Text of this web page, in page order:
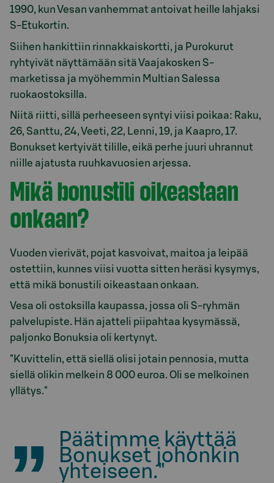
1990, kun Vesan vanhemmat antoivat heille lahjaksi
S-Etukortin.
Siihen hankittiin rinnakkaiskortti, ja Purokurut
ryhtyivät näyttämään sitä Vaajakosken S-
marketissa ja myöhemmin Multian Salessa
ruokaostoksilla.
Niitä riitti, sillä perheeseen syntyi viisi poikaa: Raku,
26, Santtu, 24, Veeti, 22, Lenni, 19, ja Kaapro, 17.
Bonukset kertyivät tilille, eikä perhe juuri uhrannut
niille ajatusta ruuhkavuosien arjessa.
Mikä bonustili oikeastaan
onkaan?
Vuoden vierivät, pojat kasvoivat, maitoa ja leipää
ostettiin, kunnes viisi vuotta sitten heräsi kysymys,
että mikä bonustili oikeastaan onkaan.
Vesa oli ostoksilla kaupassa, jossa oli S-ryhmän
palvelupiste. Hän ajatteli piipahtaa kysymässä,
paljonko Bonuksia oli kertynyt.
"Kuvittelin, että siellä olisi jotain pennosia, mutta
siellä olikin melkein 8 000 euroa. Oli se melkoinen
yllätys."
Päätimme käyttää
Bonukset johonkin
yhteiseen."